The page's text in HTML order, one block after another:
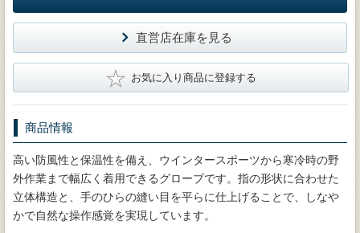
直営店在庫を見る
★ お気に入り商品に登録する
商品情報
高い防風性と保温性を備え、ウインタースポーツから寒冷時の野
外作業まで幅広く着用できるグローブです。指の形状に合わせた
立体構造と、手のひらの縫い目を平らに仕上げることで、しなや
かで自然な操作感覚を実現しています。